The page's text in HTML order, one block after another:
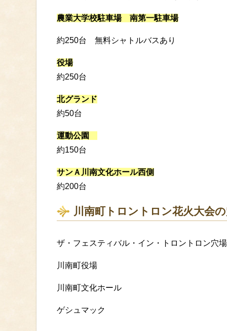
農業大学校駐車場 南第一駐車場
約250台 無料シャトルバスあり
役場
約250台
北グランド
約50台
運動公園
約150台
サンＡ川南文化ホール西側
約200台
川南町トロントロン花火大会
ザ・フェスティバル・イン・トロントロン穴
川南町役場
川南町文化ホール
ゲシュマック